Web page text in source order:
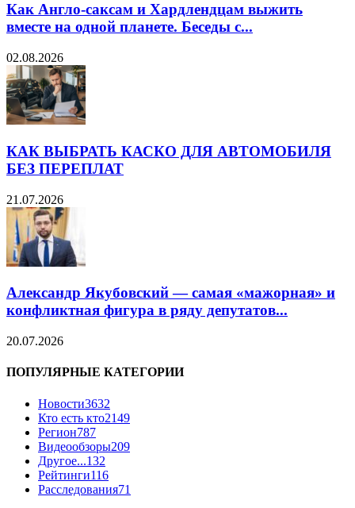
Как Англо-саксам и Хардлендцам выжить
вместе на одной планете. Беседы с...
02.08.2026
КАК ВЫБРАТЬ КАСКО ДЛЯ АВТОМОБИЛЯ
БЕЗ ПЕРЕПЛАТ
21.07.2026
Александр Якубовский — самая «мажорная» и
конфликтная фигура в ряду депутатов...
20.07.2026
ПОПУЛЯРНЫЕ КАТЕГОРИИ
Новости3632
Кто есть кто2149
Регион787
Видеообзоры209
Другое...132
Рейтинги116
Расследования71